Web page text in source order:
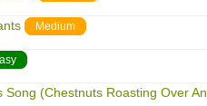
Medium
(Chestnuts Roasting Over An